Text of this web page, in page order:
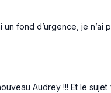
un fond d’urgence, je n’ai
Audrey !!! Et le sujet